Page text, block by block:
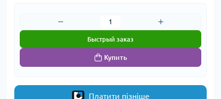
Купить
Быстрый заказ
Платити пізніше